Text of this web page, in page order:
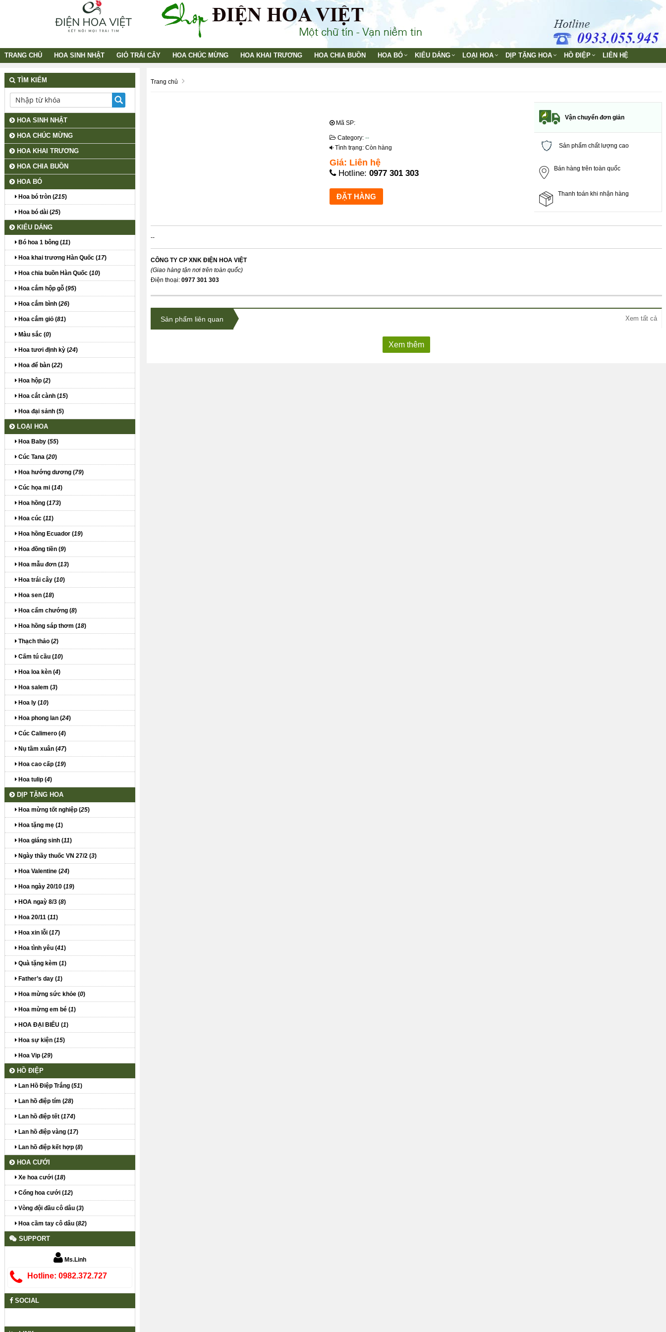
TRANG CHỦ HOA SINH NHẬT GIỎ TRÁI CÂY HOA CHÚC MỪNG HOA KHAI TRƯƠNG HOA CHIA BUỒN HOA BÓ KIỂU DÁNG LOẠI HOA DỊP TẶNG HOA HỒ ĐIỆP LIÊN HỆ
Trang chủ
Mã SP:
Category: --
Tình trạng: Còn hàng
Giá: Liên hệ
Hotline: 0977 301 303
Vận chuyển đơn giản
Sản phẩm chất lượng cao
Bán hàng trên toàn quốc
Thanh toán khi nhận hàng
--
CÔNG TY CP XNK ĐIỆN HOA VIỆT
(Giao hàng tận nơi trên toàn quốc)
Điện thoại: 0977 301 303
Sản phẩm liên quan Xem tất cả
Xem thêm
TÌM KIẾM
HOA SINH NHẬT
HOA CHÚC MỪNG
HOA KHAI TRƯƠNG
HOA CHIA BUỒN
HOA BÓ
Hoa bó tròn (215)
Hoa bó dài (25)
KIỂU DÁNG
Bó hoa 1 bông (11)
Hoa khai trương Hàn Quốc (17)
Hoa chia buồn Hàn Quốc (10)
Hoa cắm hộp gỗ (95)
Hoa cắm bình (26)
Hoa cắm giỏ (81)
Màu sắc (0)
Hoa tươi định kỳ (24)
Hoa để bàn (22)
Hoa hộp (2)
Hoa cắt cành (15)
Hoa đại sảnh (5)
LOẠI HOA
Hoa Baby (55)
Cúc Tana (20)
Hoa hướng dương (79)
Cúc họa mi (14)
Hoa hồng (173)
Hoa cúc (11)
Hoa hồng Ecuador (19)
Hoa đồng tiền (9)
Hoa mẫu đơn (13)
Hoa trái cây (10)
Hoa sen (18)
Hoa cẩm chướng (8)
Hoa hồng sáp thơm (18)
Thạch thảo (2)
Cấm tú cầu (10)
Hoa loa kèn (4)
Hoa salem (3)
Hoa ly (10)
Hoa phong lan (24)
Cúc Calimero (4)
Nụ tầm xuân (47)
Hoa cao cấp (19)
Hoa tulip (4)
DỊP TẶNG HOA
Hoa mừng tốt nghiệp (25)
Hoa tặng mẹ (1)
Hoa giáng sinh (11)
Ngày thầy thuốc VN 27/2 (3)
Hoa Valentine (24)
Hoa ngày 20/10 (19)
HOA ngaỳ 8/3 (8)
Hoa 20/11 (11)
Hoa xin lỗi (17)
Hoa tình yêu (41)
Quà tặng kèm (1)
Father’s day (1)
Hoa mừng sức khỏe (0)
Hoa mừng em bé (1)
HOA ĐẠI BIỂU (1)
Hoa sự kiện (15)
Hoa Vip (29)
HỒ ĐIỆP
Lan Hồ Điệp Trắng (51)
Lan hồ điệp tím (28)
Lan hồ điệp tết (174)
Lan hồ điệp vàng (17)
Lan hồ điệp kết hợp (8)
HOA CƯỚI
Xe hoa cưới (18)
Cổng hoa cưới (12)
Vòng đội đầu cô dâu (3)
Hoa cầm tay cô dâu (82)
SUPPORT
Ms.Linh
Hotline: 0982.372.727
SOCIAL